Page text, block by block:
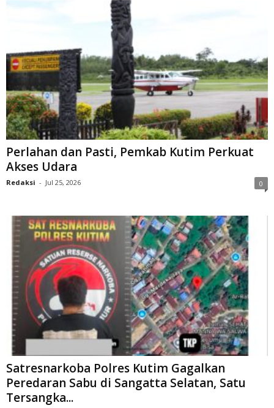
Perlahan dan Pasti, Pemkab Kutim Perkuat
Akses Udara
Redaksi - Jul 25, 2026 0
Satresnarkoba Polres Kutim Gagalkan
Peredaran Sabu di Sangatta Selatan, Satu
Tersangka...